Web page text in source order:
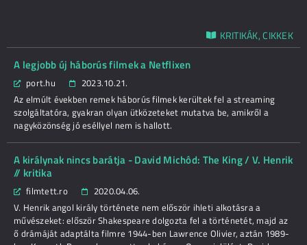
KRITIKÁK, CIKKEK
A legjobb új háborús filmek a Netflixen
port.hu
2023.10.21.
Az elmúlt években remek háborús filmek kerültek fel a streaming
szolgáltatóra, gyakran olyan ütközeteket mutatva be, amikről a
nagyközönség jó eséllyel nem is hallott.
A királynak nincs barátja - David Michôd: The King / V. Henrik
// kritika
filmtett.ro
2020.04.06.
V. Henrik angol király története nem először ihleti alkotásra a
művészeket: először Shakespeare dolgozta fel a történetét, majd az
ő drámáját adaptálta filmre 1944-ben Lawrence Olivier, aztán 1989-